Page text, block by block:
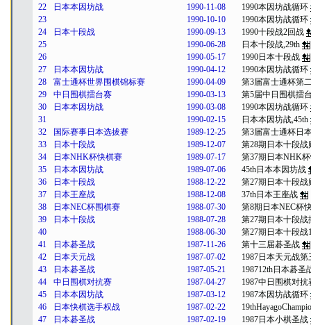
22
日本本因坊战 1990-11-08
1990本因坊战循环
23
1990-10-10
1990本因坊战循环
24
日本十段战 1990-09-13
1990十段战2回战
25
1990-06-28
日本十段战,29th
26
1990-05-17
1990日本十段战
27
日本本因坊战 1990-04-12
1990本因坊战循环
28
富士通杯世界围棋锦标赛 1990-04-09
第3届富士通杯第
29
中日围棋擂台赛 1990-03-13
第5届中日围棋擂
30
日本本因坊战 1990-03-08
1990本因坊战循环
31
1990-02-15
日本本因坊战,45th
32
国际赛事日本选拔赛 1989-12-25
第3届富士通杯日
33
日本十段战 1989-12-07
第28期日本十段
34
日本NHK杯快棋赛 1989-07-17
第37期日本NHK
35
日本本因坊战 1989-07-06
45th日本本因坊战
36
日本十段战 1988-12-22
第27期日本十段
37
日本王座战 1988-12-08
37th日本王座战
38
日本NEC杯围棋赛 1988-07-30
第8期日本NEC杯
39
日本十段战 1988-07-28
第27期日本十段
40
1988-06-30
第27期日本十段战
41
日本碁圣战 1987-11-26
第十三届碁圣战
42
日本天元战 1987-07-02
1987日本天元战第
43
日本碁圣战 1987-05-21
198712th日本碁圣
44
中日围棋对抗赛 1987-04-27
1987中日围棋对抗
45
日本本因坊战 1987-03-12
1987本因坊战循环
46
日本快棋选手权战 1987-02-22
47
日本碁圣战 1987-02-19
1987日本小棋圣战